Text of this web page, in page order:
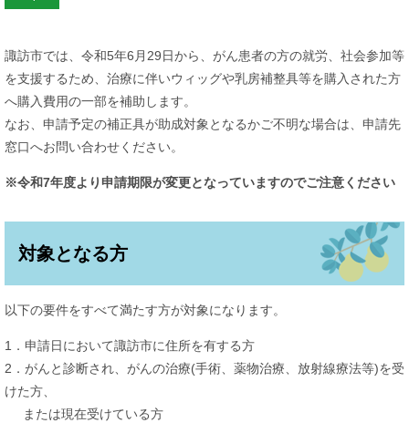
諏訪市では、令和5年6月29日から、がん患者の方の就労、社会参加等
を支援するため、治療に伴いウィッグや乳房補整具等を購入された方
へ購入費用の一部を補助します。
なお、申請予定の補正具が助成対象となるかご不明な場合は、申請先
窓口へお問い合わせください。
※令和7年度より申請期限が変更となっていますのでご注意ください
対象となる方
以下の要件をすべて満たす方が対象になります。
1．申請日において諏訪市に住所を有する方
2．がんと診断され、がんの治療(手術、薬物治療、放射線療法等)を受
けた方、
または現在受けている方